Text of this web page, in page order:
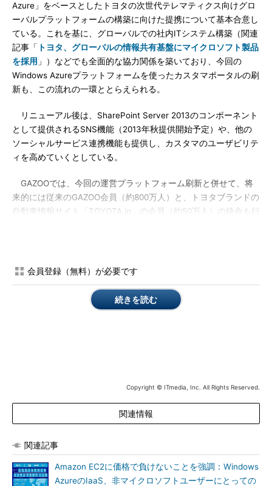
Azure」をベースとしたトヨタの次世代テレマティクス向けグロ
ーバルプラットフォームの構築に向けた提携について基本合意し
ている。これを基に、グローバルでの社内ITシステム構築（関連
記事「 トヨタ、グローバルの情報共有基盤にマイクロソフト製品
を採用 」）などでも全面的な協力関係を築いており、今回の
Windows Azureプラットフォームを使ったカスタマポータルの刷
新も、この流れの一環ととらえられる。
リニューアル後は、SharePoint Server 2013のコンポーネント
として提供されるSNS機能（2013年秋提供開始予定）や、他の
ソーシャルサービス連携機能も提供し、カスタマのユーザビリテ
ィを高めていくとしている。
GAZOOでは、今回の運営プラットフォーム刷新と併せて、将
来的には従来のGAZOO会員（約800万人）と、トヨタブランドの
自動車情報サイト「TOYOTA.jp」の会員（約50万人）の統合も行
会員登録（無料）が必要です
続きを読む
Copyright © ITmedia, Inc. All Rights Reserved.
関連情報
関連記事
Amazon EC2に価格で負けないことを強調：Windows
AzureのIaaS、非マイクロソフトユーザーにとっての